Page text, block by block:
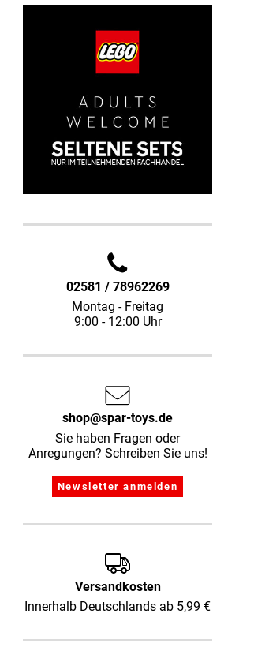
02581 / 78962269
Montag - Freitag
9:00 - 12:00 Uhr
shop@spar-toys.de
Sie haben Fragen oder
Anregungen? Schreiben Sie uns!
Versandkosten
Innerhalb Deutschlands ab 5,99 €